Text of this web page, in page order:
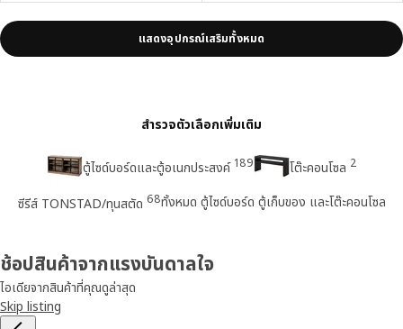
แสดงอุปกรณ์เสริมทั้งหมด
สำรวจตัวเลือกเพิ่มเติม
ตู้ไซด์บอร์ดและตู้อเนกประสงค์ 189 โต๊ะคอนโซล 2
ซีรีส์ TONSTAD/ทุนสตัด 68ทั้งหมด ตู้ไซด์บอร์ด ตู้เก็บของ และโต๊ะคอนโซล
ช้อปสินค้าจากแรงบันดาลใจ
ไอเดียจากสินค้าที่คุณดูล่าสุด
Skip listing